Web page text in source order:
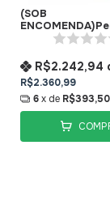
(SOB
Bianco Latte
Toscana
R$2.360,99
R$2.242,94
6x de R$393,50